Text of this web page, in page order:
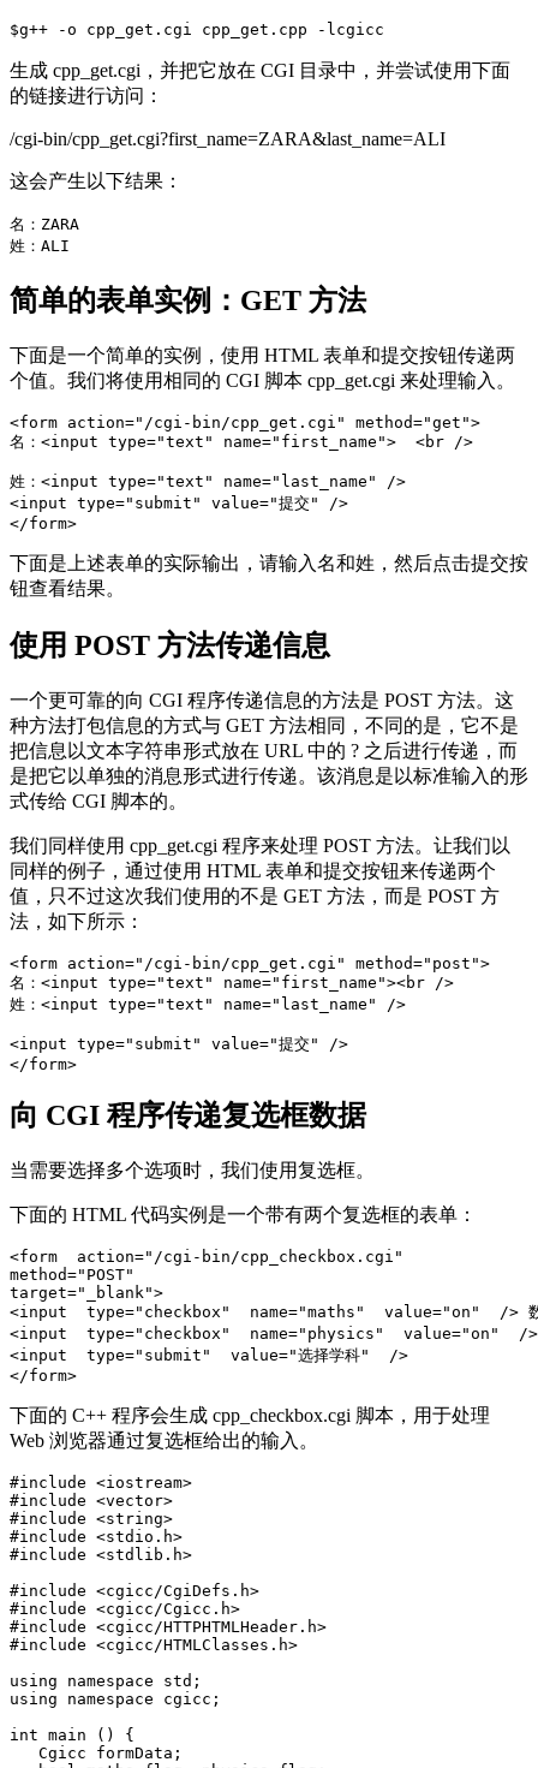
$g++ -o cpp_get.cgi cpp_get.cpp -lcgicc
生成 cpp_get.cgi，并把它放在 CGI 目录中，并尝试使用下面
的链接进行访问：
/cgi-bin/cpp_get.cgi?first_name=ZARA&last_name=ALI
这会产生以下结果：
名：ZARA
简单的表单实例：GET 方法
下面是一个简单的实例，使用 HTML 表单和提交按钮传递两
个值。我们将使用相同的 CGI 脚本 cpp_get.cgi 来处理输入。
<form action="/cgi-bin/cpp_get.cgi" method="get">
名：<input type="text" name="first_name">  <br />
姓：<input type="text" name="last_name" />
<input type="submit" value="提交" />
下面是上述表单的实际输出，请输入名和姓，然后点击提交按
钮查看结果。
使用 POST 方法传递信息
一个更可靠的向 CGI 程序传递信息的方法是 POST 方法。这
种方法打包信息的方式与 GET 方法相同，不同的是，它不是
把信息以文本字符串形式放在 URL 中的 ? 之后进行传递，而
是把它以单独的消息形式进行传递。该消息是以标准输入的形
式传给 CGI 脚本的。
我们同样使用 cpp_get.cgi 程序来处理 POST 方法。让我们以
同样的例子，通过使用 HTML 表单和提交按钮来传递两个
值，只不过这次我们使用的不是 GET 方法，而是 POST 方
法，如下所示：
<form action="/cgi-bin/cpp_get.cgi" method="post">
名：<input type="text" name="first_name"><br />
姓：<input type="text" name="last_name" />
<input type="submit" value="提交" />
向 CGI 程序传递复选框数据
当需要选择多个选项时，我们使用复选框。
下面的 HTML 代码实例是一个带有两个复选框的表单：
<form  action="/cgi-bin/cpp_checkbox.cgi"
method="POST"
target="_blank">
<input  type="checkbox"  name="maths"  value="on"  />
<input  type="checkbox"  name="physics"  value="on"  />
<input  type="submit"  value="选择学科"  />
下面的 C++ 程序会生成 cpp_checkbox.cgi 脚本，用于处理
Web 浏览器通过复选框给出的输入。
#include <iostream>
#include <vector>
#include <string>
#include <stdio.h>
#include <stdlib.h>
#include <cgicc/CgiDefs.h>
#include <cgicc/Cgicc.h>
#include <cgicc/HTTPHTMLHeader.h>
#include <cgicc/HTMLClasses.h>
using namespace std;
using namespace cgicc;
int main () {
   Cgicc formData;